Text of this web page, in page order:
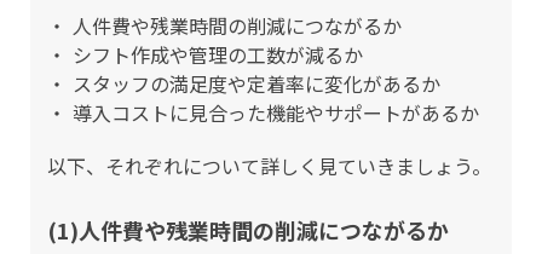
人件費や残業時間の削減につながるか
シフト作成や管理の工数が減るか
スタッフの満足度や定着率に変化があるか
導入コストに見合った機能やサポートがあるか
以下、それぞれについて詳しく見ていきましょう。
(1)人件費や残業時間の削減につながるか